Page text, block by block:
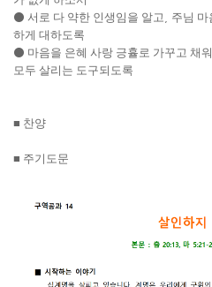
⚫ 서로 다 약한 인생임을 알고
주님 마
하게 대하도록
⚫ 마음을 은혜 사랑 긍휼로 가꾸고 채워
모두 살리는 도구되도록
■ 찬양
■ 주기도문